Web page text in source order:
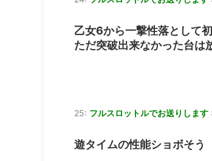
乙女6から一撃性落として
ただ突破出来なかった台は
25: フルスロットルでお送りします :
遊タイムの性能ショボそう